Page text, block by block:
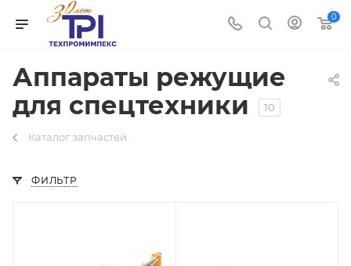
0
Аппараты режущие
для спецтехники
10
Каталог запчастей
ФИЛЬТР